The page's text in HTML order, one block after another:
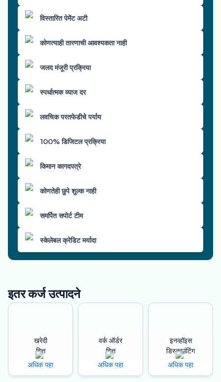
विस्तारित पेमेंट अटी
कोणत्याही तारणाची आवश्यकता नाही
जलद मंजूरी प्रक्रिया
स्पर्धात्मक व्याज दर
लवचिक परतफेडीचे पर्याय
100% डिजिटल प्रक्रिया
किमान कागदपत्रे
कोणतेही छुपे शुल्क नाही
समर्पित सपोर्ट टीम
स्केलेबल क्रेडिट मर्यादा
इतर कर्ज उत्पादने
खरेदी
वित्त
अधिक पहा
वर्क ऑर्डर
वित्त
अधिक पहा
इनव्हॉइस
डिस्काउंटिंग
अधिक पहा